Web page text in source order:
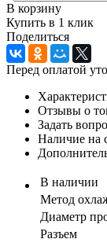
В корзину
Купить в 1 клик
Поделиться
Перед оплатой
Отзывы о
Задать
Наличие на
В наличии
Метод
Диаметр
Разъем